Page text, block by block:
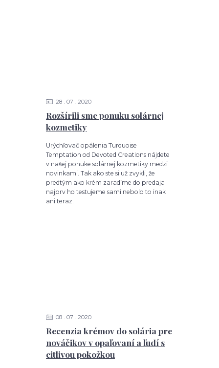
Rozšírili sme ponuku solárnej
kozmetiky
28 07 2020
Urýchľovač opálenia Turquoise
Temptation od Devoted Creations nájdete
v našej ponuke solárnej kozmetiky medzi
novinkami. Tak ako ste si už zvykli, že
predtým ako krém zaradíme do predaja
najprv ho testujeme sami nebolo to inak
ani teraz.
Recenzia krémov do solária pre
nováčikov v opaľovaní a ľudí s
citlivou pokožkou
08 07 2020